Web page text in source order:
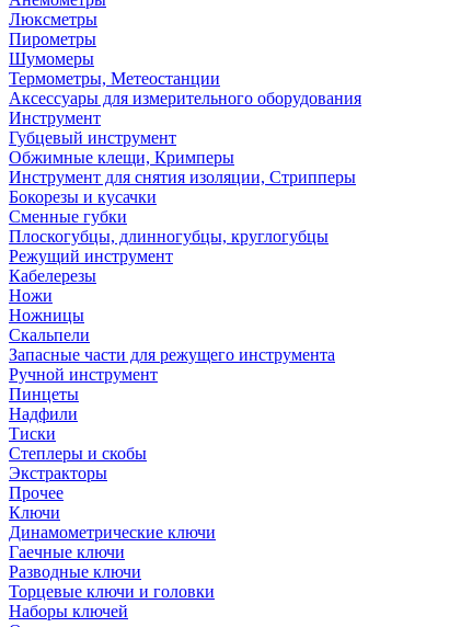
Люксметры
Пирометры
Шумомеры
Термометры, Метеостанции
Аксессуары для измерительного оборудования
Инструмент
Губцевый инструмент
Обжимные клещи, Кримперы
Инструмент для снятия изоляции, Стрипперы
Бокорезы и кусачки
Сменные губки
Плоскогубцы, длинногубцы, круглогубцы
Режущий инструмент
Кабелерезы
Ножи
Ножницы
Скальпели
Запасные части для режущего инструмента
Ручной инструмент
Пинцеты
Надфили
Тиски
Степлеры и скобы
Экстракторы
Прочее
Ключи
Динамометрические ключи
Гаечные ключи
Разводные ключи
Торцевые ключи и головки
Наборы ключей